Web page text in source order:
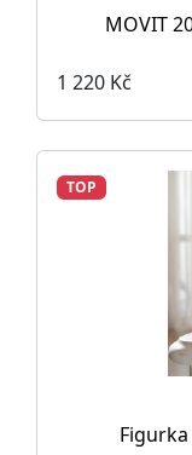
MOVIT
1 220 Kč
TOP